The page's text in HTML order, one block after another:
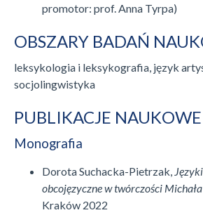
promotor: prof. Anna Tyrpa)
OBSZARY BADAŃ
leksykologia i leksykografia, język
socjolingwistyka
PUBLIKACJE NAUKOWE
Monografia
Dorota Suchacka-Pietrzak,
obcojęzyczne w twórczości
Kraków 2022